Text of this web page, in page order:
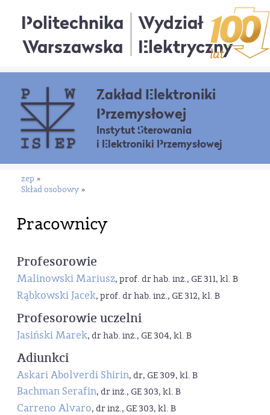
Politechnika
Warszawska
Wydział
Elektryczny
Zakład Elektroniki
Przemysłowej
Instytut Sterowania
i Elektroniki Przemysłowej
zep »
Skład osobowy »
Pracownicy
Profesorowie
Malinowski Mariusz, prof. dr hab. inż., GE 311, kl. B
Rąbkowski Jacek, prof. dr hab. inż., GE 312, kl. B
Profesorowie uczelni
Jasiński Marek, dr hab. inż., GE 304, kl. B
Adiunkci
Askari Abolverdi Shirin, dr, GE 309, kl. B
Bachman Serafin, dr inż., GE 303, kl. B
Carreno Alvaro, dr inż., GE 303, kl. B